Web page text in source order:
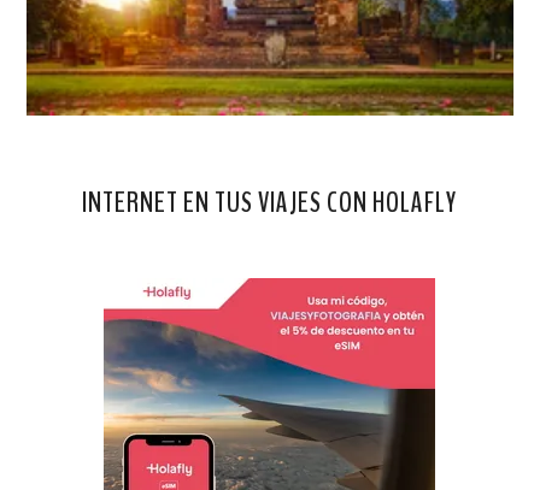
INTERNET EN TUS VIAJES CON HOLAFLY